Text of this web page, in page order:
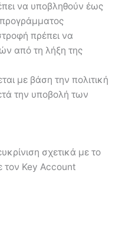
να υποβληθούν έως
πρέπει να
από τη λήξη της
με βάση την πολιτική
την υποβολή των
σχετικά με το
τον Key Account